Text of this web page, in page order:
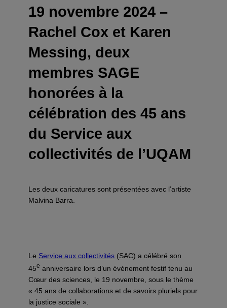
19 novembre 2024 –
Rachel Cox et Karen
Messing, deux
membres SAGE
honorées à la
célébration des 45 ans
du Service aux
collectivités de l’UQAM
Les deux caricatures sont présentées avec l’artiste
Malvina Barra.
Le Service aux collectivités (SAC) a célébré son
45e anniversaire lors d’un événement festif tenu au
Cœur des sciences, le 19 novembre, sous le thème
« 45 ans de collaborations et de savoirs pluriels pour
la justice sociale ».